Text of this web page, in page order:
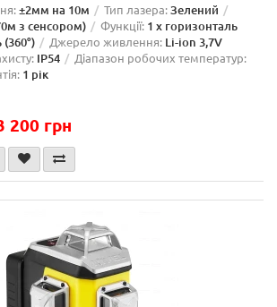
±2мм на 10м Тип лазера:Зелений
з сенсором) Функції: 1 x горизонталь
(360°)
Джерело живлення: Li-ion 3,7V
IP54 Діапазон робочих температур:
1 рік
200 грн